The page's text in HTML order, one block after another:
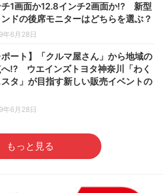
1画面か12.8インチ2画面か!? 新型
ドの後席モニターはどちらを選ぶ？
年6月28日
ポート】「クルマ屋さん」から地域の
!? ウエインズトヨタ神奈川「わく
タ」が目指す新しい販売イベントの
年6月28日
もっと見る